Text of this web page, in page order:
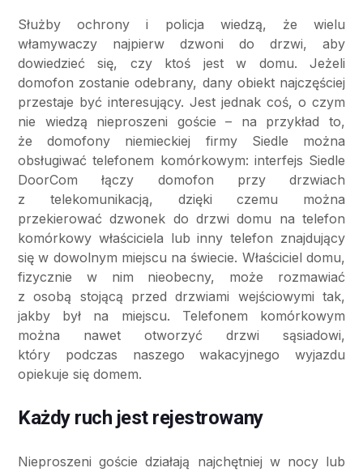
Służby ochrony i policja wiedzą, że wielu
włamywaczy najpierw dzwoni do drzwi, aby
dowiedzieć się, czy ktoś jest w domu. Jeżeli
domofon zostanie odebrany, dany obiekt najczęściej
przestaje być interesujący. Jest jednak coś, o czym
nie wiedzą nieproszeni goście – na przykład to,
że domofony niemieckiej firmy Siedle można
obsługiwać telefonem komórkowym: interfejs Siedle
DoorCom łączy domofon przy drzwiach
z telekomunikacją, dzięki czemu można
przekierować dzwonek do drzwi domu na telefon
komórkowy właściciela lub inny telefon znajdujący
się w dowolnym miejscu na świecie. Właściciel domu,
fizycznie w nim nieobecny, może rozmawiać
z osobą stojącą przed drzwiami wejściowymi tak,
jakby był na miejscu. Telefonem komórkowym
można nawet otworzyć drzwi sąsiadowi,
który podczas naszego wakacyjnego wyjazdu
opiekuje się domem.
Każdy ruch jest rejestrowany
Nieproszeni goście działają najchętniej w nocy lub